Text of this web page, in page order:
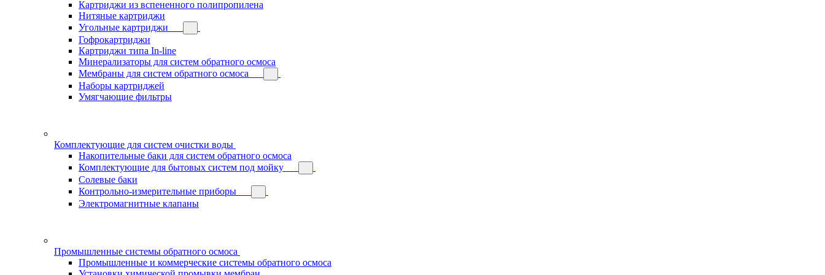
Картриджи из вспененного полипропилена
Нитяные картриджи
Угольные картриджи
Гофрокартриджи
Картриджи типа In-line
Минерализаторы для систем обратного осмоса
Мембраны для систем обратного осмоса
Наборы картриджей
Умягчающие фильтры
Комплектующие для систем очистки воды
Накопительные баки для систем обратного осмоса
Комплектующие для бытовых систем под мойку
Солевые баки
Контрольно-измерительные приборы
Электромагнитные клапаны
Промышленные системы обратного осмоса
Промышленные и коммерческие системы обратного осмоса